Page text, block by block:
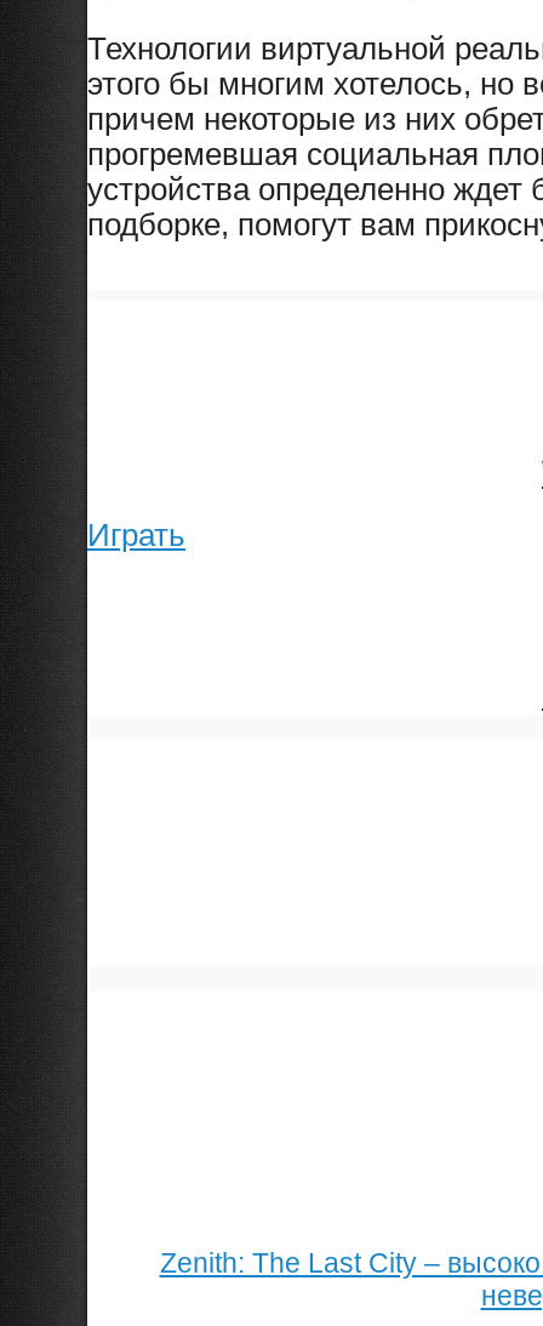
Технологии виртуальной
этого бы многим хотелось, но
причем некоторые из них
прогремевшая социальная
устройства определенно
подборке, помогут вам
Играть
Zenith: The Last City –